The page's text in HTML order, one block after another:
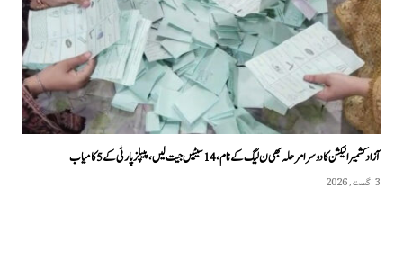
آزاد کشمیر الیکشن کا دوسرا مرحلہ بھی ن لیگ کے نام، 14 سیٹیں جیت لیں، پیپلزپارٹی کے 5 کامیاب
3 اگست, 2026